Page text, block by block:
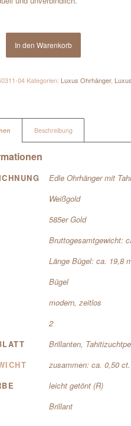
In den Warenkorb
04 Kategorien: Luxus Ohrhänger,
Beschreibung
Edle Ohrhänger mit
Weißgold
585er Gold
Bruttogesamtgewicht:
Länge Bügel: ca. 19,8
Bügel
modern, zeitlos
2
Brillanten,
zusammen: ca. 0,50 ct.
leicht getönt (R)
Brillant